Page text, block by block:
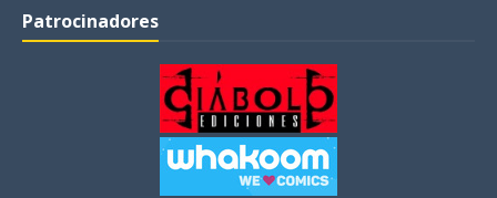
Patrocinadores